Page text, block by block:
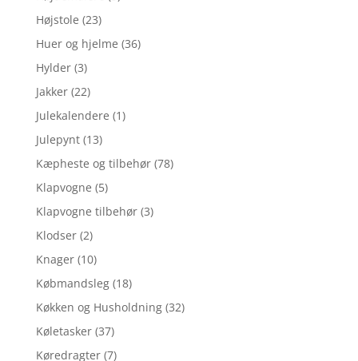
Højstole (23)
Huer og hjelme (36)
Hylder (3)
Jakker (22)
Julekalendere (1)
Julepynt (13)
Kæpheste og tilbehør (78)
Klapvogne (5)
Klapvogne tilbehør (3)
Klodser (2)
Knager (10)
Købmandsleg (18)
Køkken og Husholdning (32)
Køletasker (37)
Køredragter (7)